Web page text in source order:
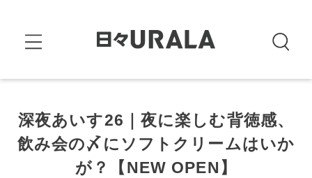
深夜あいす26｜夜に楽しむ背徳感、
飲み会の〆にソフトクリームはいか
が？【NEW OPEN】